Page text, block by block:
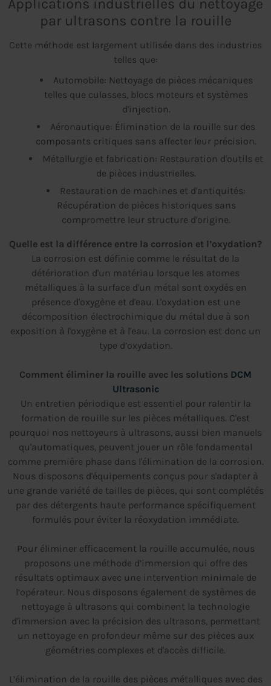
Applications industrielles du nettoyage
par ultrasons contre la rouille
Cette méthode est largement utilisée dans des industries
telles que:
Automobile: Nettoyage de pièces mécaniques
telles que culasses, blocs moteurs et systèmes
d'injection.
Aéronautique: Élimination de la rouille sur des
composants critiques sans affecter leur précision.
Métallurgie et fabrication: Restauration d'outils et
de pièces industrielles.
Restauration de machines et d'antiquités:
Récupération de pièces historiques sans
compromettre leur structure d'origine.
Quelle est la différence entre la corrosion et l’oxydation?
La corrosion est définie comme le résultat de la
détérioration d'un matériau lorsque les atomes
métalliques à la surface d'un métal sont oxydés en
présence d'oxygène et d'eau. L'oxydation est une
décomposition électrochimique du métal due à son
exposition à l'oxygène et à l'eau. La corrosion est donc un
type d’oxydation.
Comment éliminer la rouille avec les solutions DCM
Ultrasonic
Un entretien périodique est essentiel pour ralentir la
formation de rouille sur les pièces métalliques. C'est
pourquoi nos nettoyeurs à ultrasons, aussi bien manuels
qu'automatiques, peuvent jouer un rôle fondamental
comme première phase dans l'élimination de la corrosion.
Nous disposons d'équipements conçus pour s'adapter à
une grande variété de tailles de pièces, qui sont complétés
par des détergents haute performance spécifiquement
formulés pour éviter la réoxydation immédiate.
Pour éliminer efficacement la rouille accumulée, nous
proposons une méthode d’immersion qui offre des
résultats optimaux avec une intervention minimale de
l’opérateur. Nous disposons également de systèmes de
nettoyage à ultrasons qui combinent la technologie
d'immersion avec la précision des ultrasons, permettant
un nettoyage en profondeur même sur des pièces aux
géométries complexes et d'accès difficile.
L’élimination de la rouille des pièces métalliques avec des